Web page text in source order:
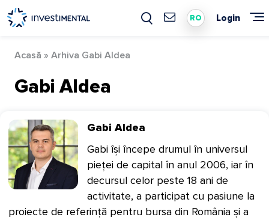
Skip
to
content
RO Login
Acasă » Arhiva Gabi Aldea
Gabi Aldea
Gabi Aldea
Gabi își începe drumul în universul
pieței de capital în anul 2006, iar în
decursul celor peste 18 ani de
activitate, a participat cu pasiune la
proiecte de referință pentru bursa din România și a